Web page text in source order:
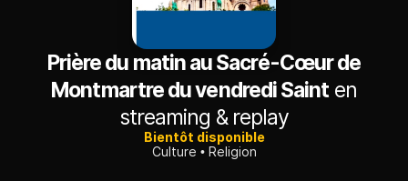
Prière du matin au Sacré-Cœur de
Montmartre du vendredi Sainten
streaming & replay
Bientôt disponible
Culture
Religion